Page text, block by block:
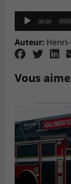
Audio
Player
00:00
Auteur:
Vous